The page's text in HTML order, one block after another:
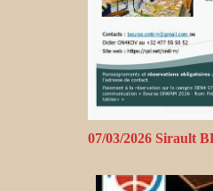
07/03/2026 Sirault